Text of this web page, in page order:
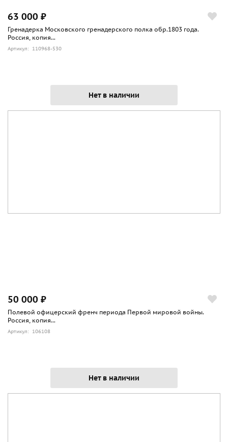
63 000 ₽
Гренадерка Московского гренадерского полка обр.1803 года.
Россия, копия...
Артикул: 110968-530
Нет в наличии
50 000 ₽
Полевой офицерский френч периода Первой мировой войны.
Россия, копия...
Артикул: 106108
Нет в наличии